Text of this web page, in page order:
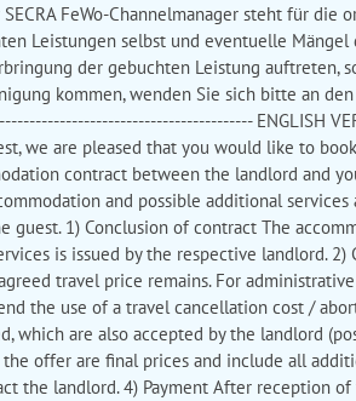
FeWo-Channelmanager steht für
Leistungen selbst und eventuelle
der gebuchten Leistung auftreten,
kommen, wenden Sie sich bitte an
ENGLISH
we are pleased that you would like to
contract between the landlord and
and possible additional
1) Conclusion of contract The
is issued by the respective landlord.
travel price remains. For
the use of a travel cancellation cost /
are also accepted by the landlord
offer are final prices and include all
the landlord. 4) Payment After reception